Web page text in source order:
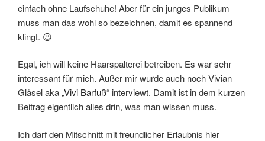
einfach ohne Laufschuhe! Aber für ein junges Publikum
muss man das wohl so bezeichnen, damit es spannend
klingt. 😉
Egal, ich will keine Haarspalterei betreiben. Es war sehr
interessant für mich. Außer mir wurde auch noch Vivian
Gläsel aka „Vivi Barfuß“ interviewt. Damit ist in dem kurzen
Beitrag eigentlich alles drin, was man wissen muss.
Ich darf den Mitschnitt mit freundlicher Erlaubnis hier